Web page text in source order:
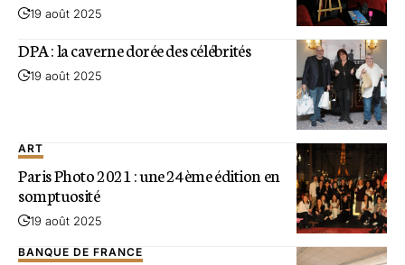
19 août 2025
DPA : la caverne dorée des célébrités
19 août 2025
ART
Paris Photo 2021 : une 24ème édition en
somptuosité
19 août 2025
BANQUE DE FRANCE